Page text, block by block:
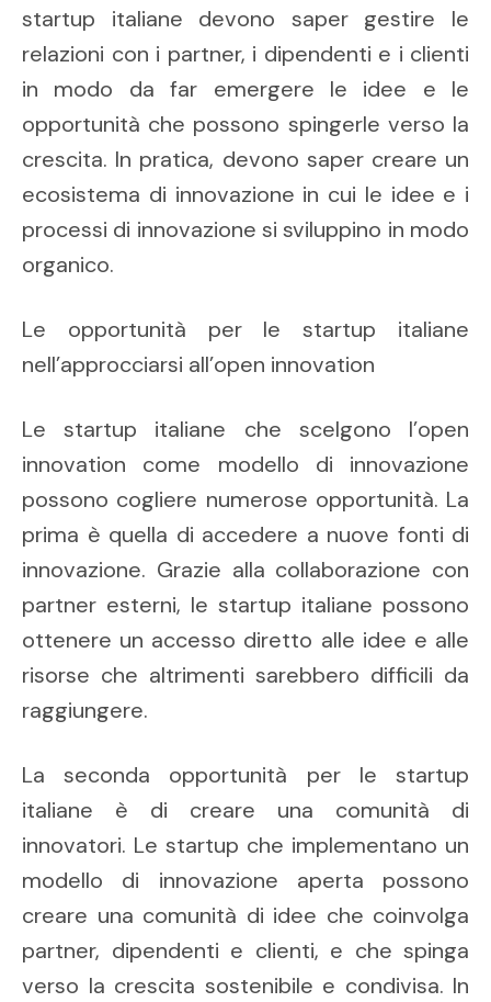
startup italiane devono saper gestire le
relazioni con i partner, i dipendenti e i clienti
in modo da far emergere le idee e le
opportunità che possono spingerle verso la
crescita. In pratica, devono saper creare un
ecosistema di innovazione in cui le idee e i
processi di innovazione si sviluppino in modo
organico.
Le opportunità per le startup italiane
nell’approcciarsi all’open innovation
Le startup italiane che scelgono l’open
innovation come modello di innovazione
possono cogliere numerose opportunità. La
prima è quella di accedere a nuove fonti di
innovazione. Grazie alla collaborazione con
partner esterni, le startup italiane possono
ottenere un accesso diretto alle idee e alle
risorse che altrimenti sarebbero difficili da
raggiungere.
La seconda opportunità per le startup
italiane è di creare una comunità di
innovatori. Le startup che implementano un
modello di innovazione aperta possono
creare una comunità di idee che coinvolga
partner, dipendenti e clienti, e che spinga
verso la crescita sostenibile e condivisa. In